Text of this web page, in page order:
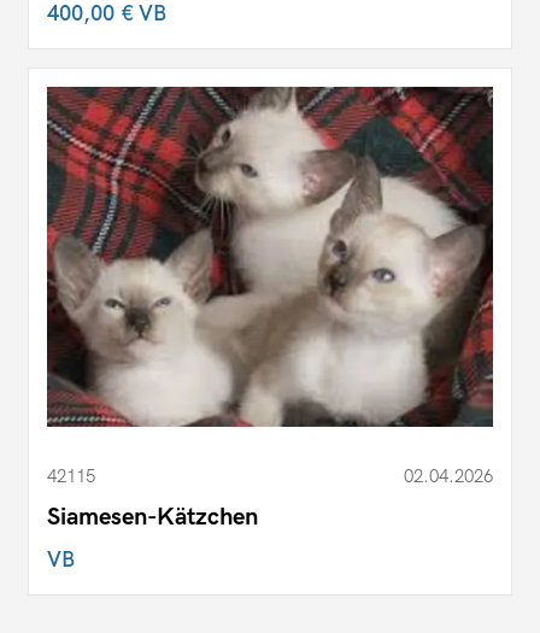
400,00 €VB
42115 02.04.2026
Siamesen-Kätzchen
VB